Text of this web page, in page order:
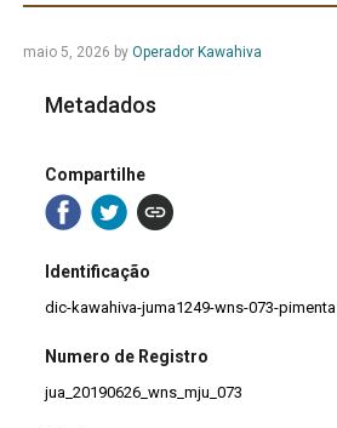
maio 5, 2026 by Operador Kawahiva
Metadados
Compartilhe
Identificação
dic-kawahiva-juma1249-wns-073-pimenta
Numero de Registro
jua_20190626_wns_mju_073